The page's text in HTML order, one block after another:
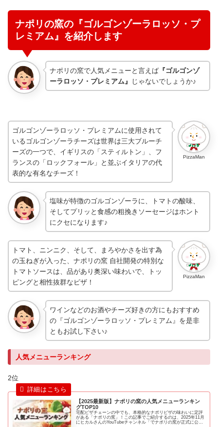
ナポリの窯の『ゴルゴンゾーラロッソ・プ
レミアム』を紹介します
ナポリの窯で人気メニューと言えば『ゴルゴンゾ
ーラロッソ・プレミアム』
じゃないでしょうか♪
PizzaMan
ゴルゴンゾーラロッソ・プレミアムに使用されて
いるゴルゴンゾーラチーズは世界は三大ブルーチ
ーズの一つで、イギリスの「スティルトン」、フ
ランスの「ロックフォール」と並ぶイタリアの代
表的な有名なチーズ！
塩味が特徴のゴルゴンゾーラに、トマトの酸味、
そしてプリッと食感の粗挽きソーセージはホント
にクセになります♪
PizzaMan
トマト、ニンニク、そして、まろやかさを出す為
の玉ねぎが入った、ナポリの窯 自社開発の特別な
トマトソースは、品があり奥深い味わいで、トッ
ピングと相性抜群なピザ！
ワインなどのお酒やチーズ好きの方にもおすすめ
の『ゴルゴンゾーラロッソ・プレミアム』を是非
ともお試し下さい♪
人気メニューランキング
2位
【2025最新版】ナポリの窯の人気メニューランキン
グTOP10
宅配ピザチェーンの中でも、本格的なナポリピザの味わいに定評
がある「ナポリの窯」！この記事でご紹介するのは、2025年11月
にヒカルさんのYouTubeチャンネル「でナポリの窯が正式に公開